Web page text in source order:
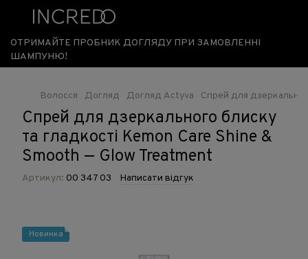
ОТРИМАЙТЕ ПРОБНИК ДОГЛЯДУ ПРИ ЗАМОВЛЕННІ
ШАМПУНЮ!
Волосся Догляд Догляд Actyva Спрей для
Спрей для дзеркального блиску
та гладкості Kemon Care Shine &
Smooth — Glow Treatment
Артикул: 00 347 03 Написати відгук
Новинка